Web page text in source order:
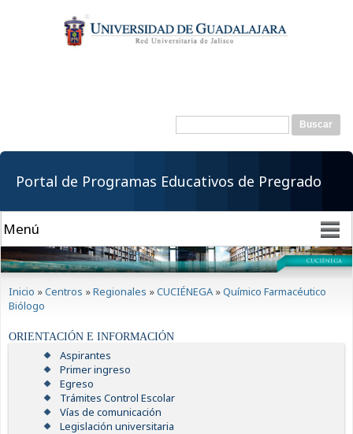
contenido
principal
Formulario de
Buscar
Portal de Programas Educativos de Pregrado
Inicio »Centros »Regionales »CUCIÉNEGA »Químico Farmacéutico
Biólogo
ORIENTACIÓN E INFORMACIÓN
Aspirantes
Primer ingreso
Egreso
Trámites Control Escolar
Vías de comunicación
Legislación universitaria